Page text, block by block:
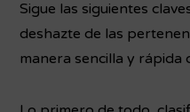
Sigue las siguientes
deshazte de las
manera sencilla y rápida